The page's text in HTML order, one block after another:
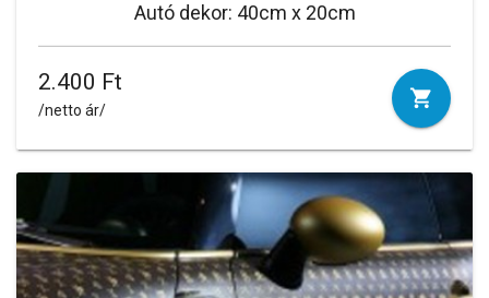
Autó dekor: 40cm x 20cm
2.400 Ft
/netto ár/